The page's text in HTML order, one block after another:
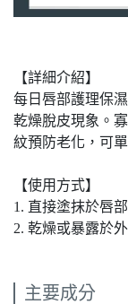
【詳細介紹】
每日唇部護理保
乾燥脫皮現象。
紋預防老化，可
【使用方式】
1. 直接塗抹於唇
2. 乾燥或暴露於
主要成分